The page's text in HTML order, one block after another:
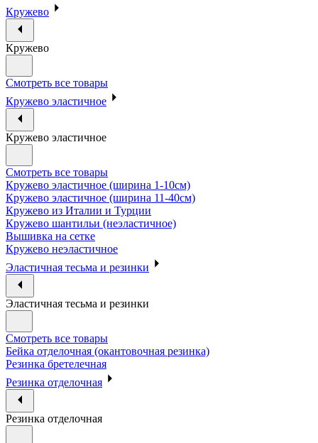
Кружево
Кружево
Смотреть все товары
Кружево эластичное
Кружево эластичное
Смотреть все товары
Кружево эластичное (ширина 1-10см)
Кружево эластичное (ширина 11-40см)
Кружево из Италии и Турции
Кружево шантильи (неэластичное)
Вышивка на сетке
Кружево неэластичное
Эластичная тесьма и резинки
Эластичная тесьма и резинки
Смотреть все товары
Бейка отделочная (окантовочная резинка)
Резинка бретелечная
Резинка отделочная
Резинка отделочная